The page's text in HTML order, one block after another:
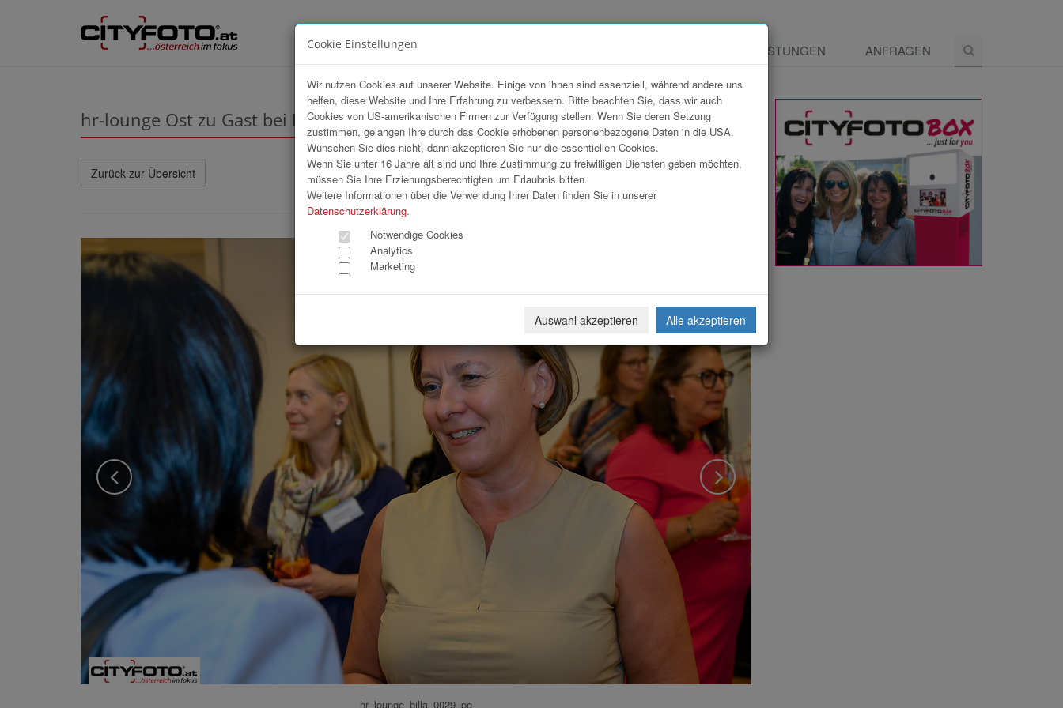
LEISTUNGEN ANFRAGEN
hr-lounge Ost zu Gast bei Billa AG
Zurück zur Übersicht Download Weiterleiten
hr_lounge_billa_0029.jpg
Cookie Einstellungen
Wir nutzen Cookies auf unserer Website. Einige von ihnen sind essenziell, während andere uns
helfen, diese Website und Ihre Erfahrung zu verbessern. Bitte beachten Sie, dass wir auch
Cookies von US-amerikanischen Firmen zur Verfügung stellen. Wenn Sie deren Setzung
zustimmen, gelangen Ihre durch das Cookie erhobenen personenbezogene Daten in die USA.
Wünschen Sie dies nicht, dann akzeptieren Sie nur die essentiellen Cookies.
Wenn Sie unter 16 Jahre alt sind und Ihre Zustimmung zu freiwilligen Diensten geben möchten,
müssen Sie Ihre Erziehungsberechtigten um Erlaubnis bitten.
Weitere Informationen über die Verwendung Ihrer Daten finden Sie in unserer
Datenschutzerklärung.
Notwendige Cookies
Analytics
Marketing
Auswahl akzeptieren Alle akzeptieren